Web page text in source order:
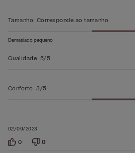
02/09/2023
Tamanho: Corresponde ao tamanho
Demasiado pequeno
Qualidade: 5/5
Conforto: 3/5
0 0